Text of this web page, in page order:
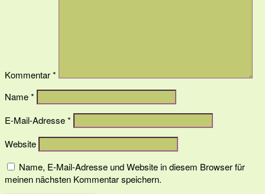
Kommentar*
Name*
E-Mail-Adresse*
Website
Name, E-Mail-Adresse und Website in diesem Browser für
meinen nächsten Kommentar speichern.